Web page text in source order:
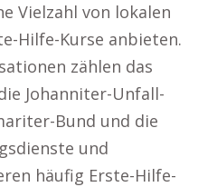
Vielzahl von lokalen
Hilfe-Kurse anbieten.
zählen das
Johanniter-Unfall-
Bund und die
und
häufig Erste-Hilfe-